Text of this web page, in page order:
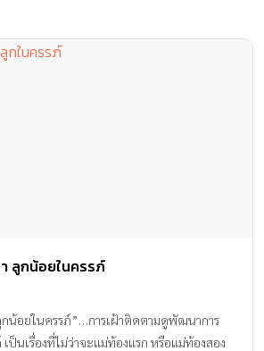
ลูกน้อยในครรภ์
น้อยในครรภ์”…การเฝ้าติดตามดูพัฒนาการ
ป็นเรื่องที่ไม่ว่าจะแม่ท้องแรก หรือแม่ท้องสอง